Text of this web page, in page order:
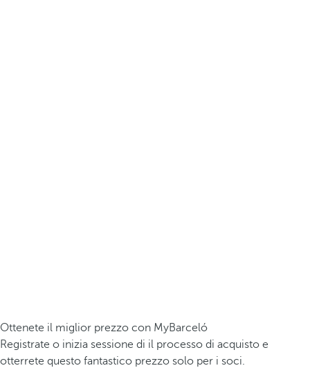
Ottenete il miglior prezzo con MyBarceló
Registrate o inizia sessione di il processo di acquisto e
otterrete questo fantastico prezzo solo per i soci.